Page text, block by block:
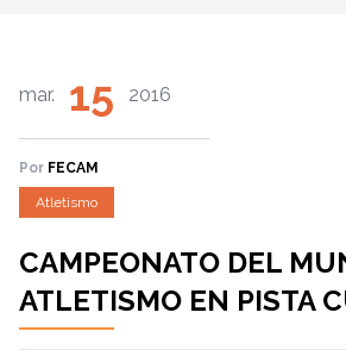
mar. 15 2016
Por FECAM
Atletismo
CAMPEONATO DEL
ATLETISMO EN PISTA